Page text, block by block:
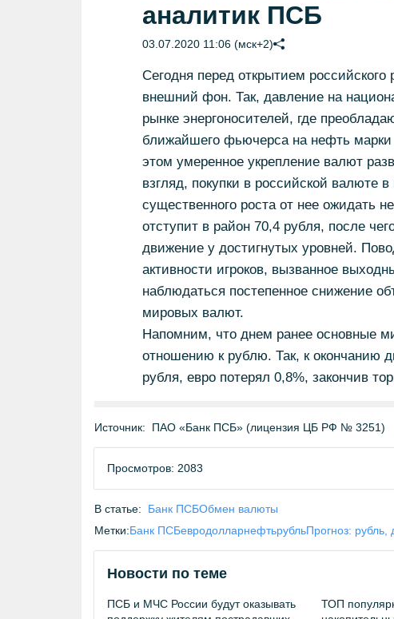
аналитик ПСБ
03.07.2020 11:06 (мск+2)
Сегодня перед открытием
внешний фон. Так, давление на
рынке энергоносителей, где
ближайшего фьючерса на нефть
этом умеренное укрепление валют
взгляд, покупки в российской валюте
существенного роста от нее ожидать
отступит в район 70,4 рубля, после
движение у достигнутых уровней.
активности игроков, вызванное
наблюдаться постепенное снижение
мировых валют.
Напомним, что днем ранее основные
отношению к рублю. Так, к окончанию
рубля, евро потерял 0,8%, закончив
Источник: ПАО «Банк ПСБ» (лицензия ЦБ РФ № 3251)
Просмотров: 2083
В статье: Банк ПСБОбмен валюты
Метки:Банк ПСБевродолларнефтьрубльПрогноз: рубль,
Новости по теме
ПСБ и МЧС России будут оказывать
ТОП